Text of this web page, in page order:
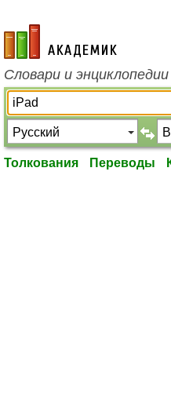
academic.ru
Словари и
Толкования Переводы